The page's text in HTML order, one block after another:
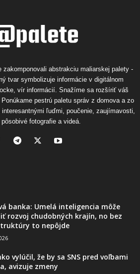
zakomponovali abstrakciu maliarskej palety -
tvar symbolizuje informácie v digitálnom
vír informácií. Snažíme sa rozšíriť váš
pestrú paletu správ z domova a zo
ľuďmi, poučenie, zaujímavosti,
fotografie a videá.
banka: Umelá inteligencia môže
rozvoj chudobných krajín, no bez
to nepôjde
vylúčil, že by sa SNS pred voľbami
avizuje zmeny